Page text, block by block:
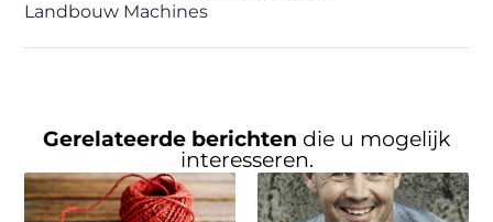
Landbouw Machines
Gerelateerde berichten die u mogelijk
interesseren.